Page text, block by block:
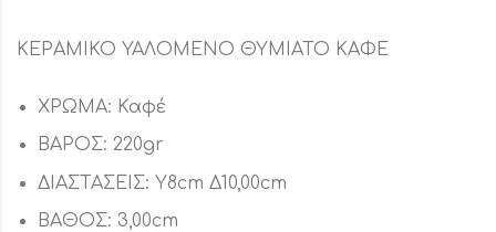
ΚΕΡΑΜΙΚΟ ΥΑΛΟΜΕΝΟ ΘΥΜΙΑΤΟ ΚΑΦΕ
ΧΡΩΜΑ: Καφέ
ΒΑΡΟΣ: 220gr
ΔΙΑΣΤΑΣΕΙΣ: Υ8cm Δ10,00cm
ΒΑΘΟΣ: 3,00cm